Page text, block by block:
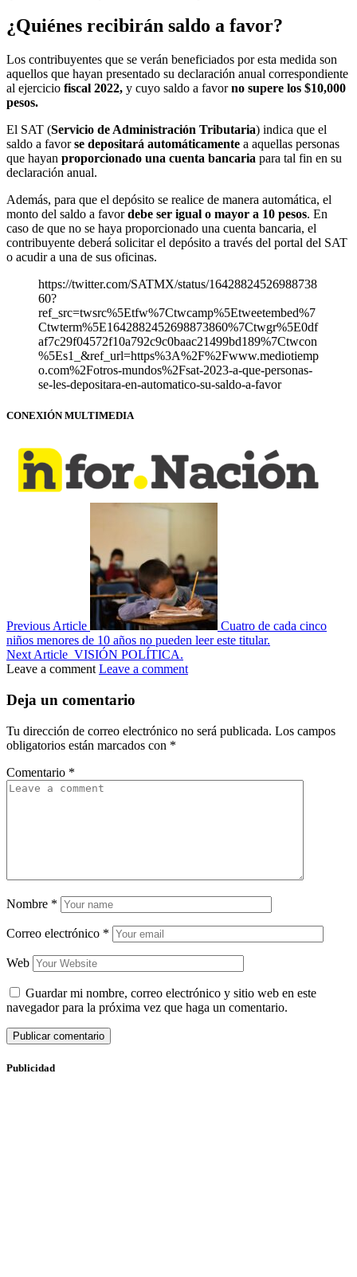
¿Quiénes recibirán saldo a favor?
Los contribuyentes que se verán beneficiados por esta medida son
aquellos que hayan presentado su declaración anual correspondiente
al ejercicio fiscal 2022, y cuyo saldo a favorno supere los $10,000
pesos.
El SAT (Servicio de Administración Tributaria) indica que el
saldo a favorse depositará automáticamente a aquellas personas
que hayan proporcionado una cuenta bancaria para tal fin en su
declaración anual.
Además, para que el depósito se realice de manera automática, el
monto del saldo a favordebe ser igual o mayor a 10 pesos. En
caso de que no se haya proporcionado una cuenta bancaria, el
contribuyente deberá solicitar el depósito a través del portal del SAT
o acudir a una de sus oficinas.
https://twitter.com/SATMX/status/16428824526988738
60?
ref_src=twsrc%5Etfw%7Ctwcamp%5Etweetembed%7
Ctwterm%5E1642882452698873860%7Ctwgr%5E0df
af7c29f04572f10a792c9c0baac21499bd189%7Ctwcon
%5Es1_&ref_url=https%3A%2F%2Fwww.mediotiemp
o.com%2Fotros-mundos%2Fsat-2023-a-que-personas-
se-les-depositara-en-automatico-su-saldo-a-favor
CONEXIÓN MULTIMEDIA
Previous Article
Cuatro de cada cinco
niños menores de 10 años no pueden leer este titular.
Next Article VISIÓN POLÍTICA.
Leave a comment Leave a comment
Deja un comentario
Tu dirección de correo electrónico no será publicada. Los campos
obligatorios están marcados con *
Comentario *
Nombre *
Correo electrónico *
Web
Guardar mi nombre, correo electrónico y sitio web en este
navegador para la próxima vez que haga un comentario.
Publicidad